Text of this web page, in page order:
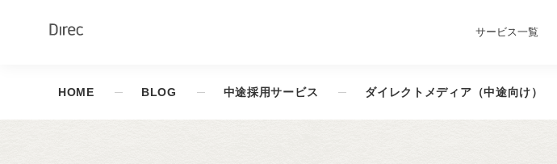
サービス一覧
HOME BLOG 中途採用サービス ダイレクトメディア（中途向け）